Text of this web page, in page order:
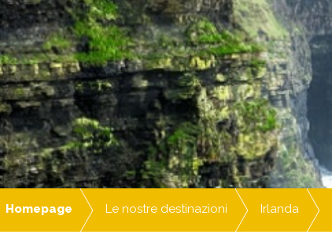
Homepage Le nostre destinazioni Irlanda